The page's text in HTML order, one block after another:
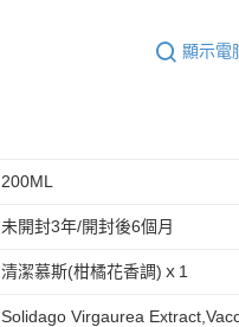
顯示電
200ML
未開封3年/開封後6個月
清潔慕斯(柑橘花香調)ｘ1
Solidago Virgaurea